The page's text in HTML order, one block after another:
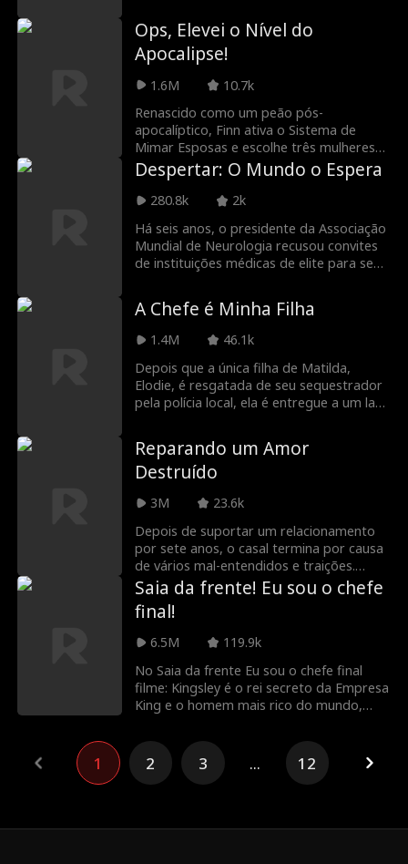
criminoso e resgatando sua irmã.
poderes inatos para exorcizar o mal
atraem forças das trevas. Depois de
suportar inúmeras provações
mestre onmyoji...
Ops, Elevei o Nível do
Apocalipse!
1.6M
10.7k
Renascido como um peão pós-
apocalíptico, Finn ativa o Sistema de
Mimar Esposas e escolhe três mulheres
rejeitadas por todos: uma Rank S
paralisada, uma mutante e um clone à
beira da morte. A zombaria vira choque
poderes delas de telecinese, superforça e
teletransporte instantâneo. Juntos, eles
esmagam os inimigos, mas os mísseis e a
ameaçam aniquilá-los. A sobrevivência
acaba de virar guerra.
Despertar: O Mundo o Espera
280.8k
2k
Há seis anos, o presidente da Associação
Mundial de Neurologia recusou convites
de instituições médicas de elite para se
recuperação de uma pessoa
extraordinária. Durante esse período,
essa figura permaneceu em um quarto
de luxo, com sua condição envolta em
mistério. Não se tratava de um paciente
comum – seis anos atrás, essa pessoa
havia mudado o curso da história. Agora,
lenda, cujas ações prometem
transformar a realidade e trazer
A Chefe é Minha Filha
1.4M
46.1k
Depois que a única filha de Matilda,
Elodie, é resgatada de seu sequestrador
pela polícia local, ela é entregue a um lar
seu filho, Carson, nunca pararam de
procurar por ela, gastando até o último
centavo em cartazes e investigações até
longos anos de tentativas desesperadas
de recuperar Elodie, ela retorna. Só que
agora ela é a senhorita Atkins, uma CEO
bilionária, e sua empresa está destruindo
o mesmo lar em que ela cresceu - e a
única pista restante que poderia reunir a
família novamente.
Reparando um Amor
Destruído
3M
23.6k
Depois de suportar um relacionamento
por sete anos, o casal termina por causa
de vários mal-entendidos e traições.
Posteriormente, Richard perde Luana
completamente para um amor perdido,
levando a uma profunda realização.
Determinado a fazer as pazes, Richard
tenta reconquistá-la de várias formas.
Saia da frente! Eu sou o chefe
final!
6.5M
119.9k
No Saia da frente Eu sou o chefe final
filme: Kingsley é o rei secreto da Empresa
King e o homem mais rico do mundo,
namorada de infância o abandona sem
dó nem piedade, achando que ele não
passa de um palhaço. O que vai fazer o
1 2 3 ... 12